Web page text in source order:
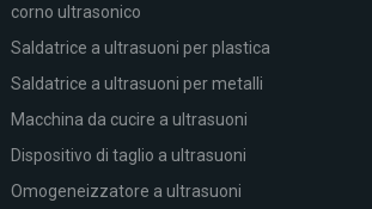
corno ultrasonico
Saldatrice a ultrasuoni per plastica
Saldatrice a ultrasuoni per metalli
Macchina da cucire a ultrasuoni
Dispositivo di taglio a ultrasuoni
Omogeneizzatore a ultrasuoni